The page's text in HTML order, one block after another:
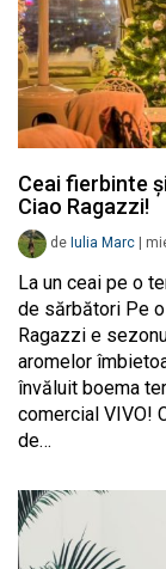
Ceai fierbinte
Ciao Ragazzi!
de Iulia Marc
La un ceai pe o
de sărbători Pe
Ragazzi e
aromelor
învăluit boema
comercial VIVO!
de…